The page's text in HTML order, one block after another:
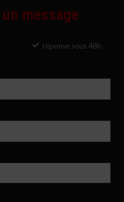
un message
réponse sous 48h